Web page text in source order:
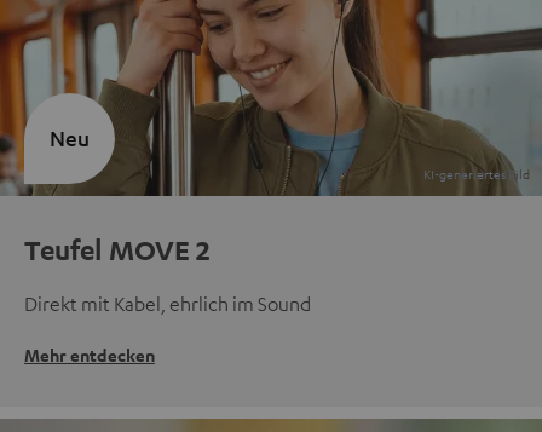
Teufel MOVE 2
Direkt mit Kabel, ehrlich im Sound
Mehr entdecken
Neu